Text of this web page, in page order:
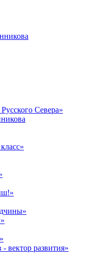
Севера»
вектор развития»